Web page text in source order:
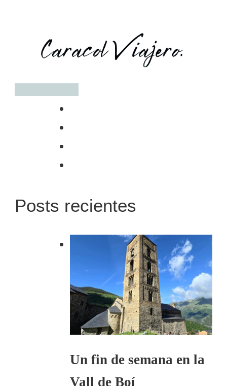
Posts recientes
Un fin de semana en la
Vall de Boí